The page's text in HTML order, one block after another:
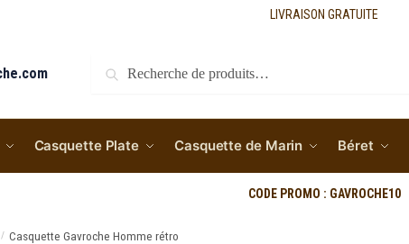
LIVRAISON GRATUITE
Recherche
Casquette Plate Casquette de Marin Béret
CODE PROMO : GAVROCHE10
/ Casquette Gavroche Homme rétro